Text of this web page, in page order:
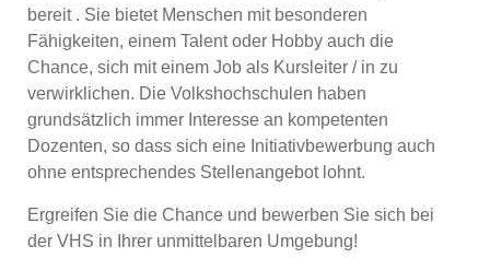
bereit . Sie bietet Menschen mit besonderen
Fähigkeiten, einem Talent oder Hobby auch die
Chance, sich mit einem Job als Kursleiter / in zu
verwirklichen. Die Volkshochschulen haben
grundsätzlich immer Interesse an kompetenten
Dozenten, so dass sich eine Initiativbewerbung auch
ohne entsprechendes Stellenangebot lohnt.
Ergreifen Sie die Chance und bewerben Sie sich bei
der VHS in Ihrer unmittelbaren Umgebung!